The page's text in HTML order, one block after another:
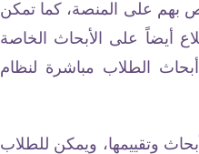
بهم على المنصة، كما تمكن
أيضاً على الأبحاث الخاصة
الطلاب مباشرة لنظام
وتقييمها، ويمكن للطلاب